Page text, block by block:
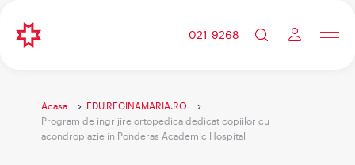
021 9268
Acasa
EDU.REGINAMARIA.RO
Program de ingrijire ortopedica dedicat copiilor cu
acondroplazie in Ponderas Academic Hospital